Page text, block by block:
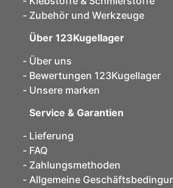
Zubehör und Werkzeuge
Über 123Kugellager
Über uns
Bewertungen 123Kugellager
Unsere marken
Service & Garantien
Lieferung
FAQ
Zahlungsmethoden
Allgemeine